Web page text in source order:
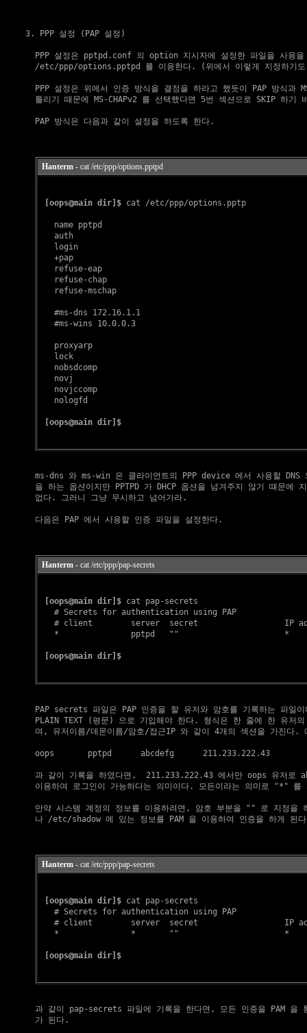
3. PPP 설정 (PAP 설정)
PPP 설정은 pptpd.conf 의 option 지시자에 설정한 파일을 사용을
/etc/ppp/options.pptpd 를 이용한다. (위에서 이렇게 지정하기도
PPP 설정은 위에서 인증 방식을 결정을 하라고 했듯이 PAP 방식과
틀리기 때문에 MS-CHAPv2 를 선택했다면 5번 섹션으로 SKIP 하기
    PAP 방식은 다음과 같이 설정을 하도록 한다.
Hanterm- cat /etc/ppp/options.pptpd
[oops@main dir]$ cat /etc/ppp/options.pptp
   name pptpd
   auth
   login
   +pap
   refuse-eap
   refuse-chap
   refuse-mschap
   #ms-dns 172.16.1.1
   #ms-wins 10.0.0.3
   proxyarp
   lock
   nobsdcomp
   novj
   novjccomp
   nologfd
[oops@main dir]$
ms-dns 와 ms-win 은 클라이언트의 PPP device 에서 사용할 DNS
을 하는 옵션이지만 PPTPD 가 DHCP 옵션을 넘겨주지 않기 때문에
    없다. 그러니 그냥 무시하고 넘어가라.
    다음은 PAP 에서 사용할 인증 파일을 설정한다.
Hanterm- cat /etc/ppp/pap-secrets
[oops@main dir]$ cat pap-secrets
   # Secrets for authentication using PAP
# client        server  secret                  IP
   *               pptpd   ""                      *
[oops@main dir]$
PAP secrets 파일은 PAP 인증을 할 유저와 암호를 기록하는 파일이
PLAIN TEXT (평문) 으로 기입해야 한다. 형식은 한 줄에 한 유저의
며, 유저이름/데몬이름/암호/접근IP 와 같이 4개의 섹션을 가진다.
    oops       pptpd      abcdefg      211.233.222.43
과 같이 기록을 하였다면,  211.233.222.43 에서만 oops 유저로
이용하여 로그인이 가능하다는 의미이다. 모든이라는 의미로 "*" 를
만약 시스템 계정의 정보를 이용하려면, 암호 부분을 "" 로 지정을
나 /etc/shadow 에 있는 정보를 PAM 을 이용하여 인증을 하게 된
Hanterm- cat /etc/ppp/pap-secrets
[oops@main dir]$ cat pap-secrets
   # Secrets for authentication using PAP
# client        server  secret                  IP
   *               *       ""                      *
[oops@main dir]$
과 같이 pap-secrets 파일에 기록을 한다면, 모든 인증을 PAM 을
    가 된다.